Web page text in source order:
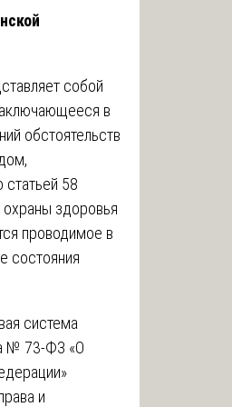
собой
в
обстоятельств
58
здоровья
проводимое в
состояния
система
№ 73-ФЗ «О
и